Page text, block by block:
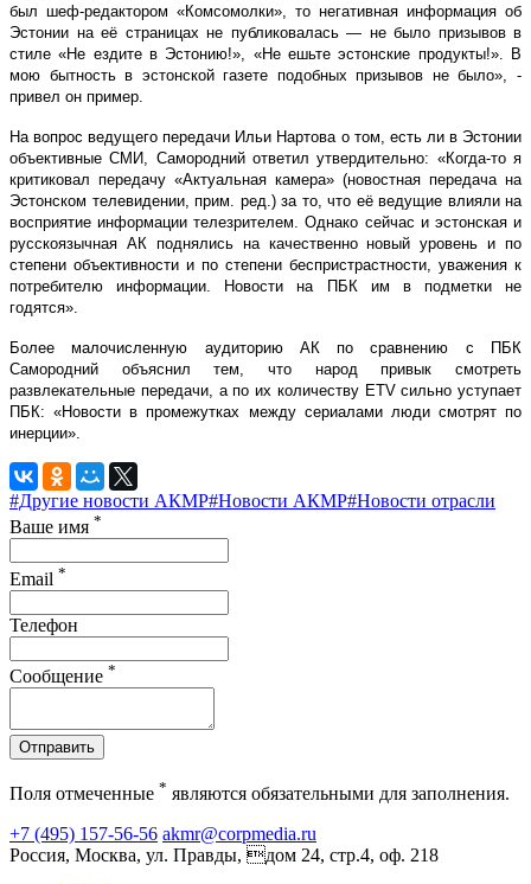
был шеф-редактором «Комсомолки», то негативная информация об
Эстонии на её страницах не публиковалась — не было призывов в
стиле «Не ездите в Эстонию!», «Не ешьте эстонские продукты!». В
мою бытность в эстонской газете подобных призывов не было», -
привел он пример.
На вопрос ведущего передачи Ильи Нартова о том, есть ли в Эстонии
объективные СМИ, Самородний ответил утвердительно: «Когда-то я
критиковал передачу «Актуальная камера» (новостная передача на
Эстонском телевидении, прим. ред.) за то, что её ведущие влияли на
восприятие информации телезрителем. Однако сейчас и эстонская и
русскоязычная АК поднялись на качественно новый уровень и по
степени объективности и по степени беспристрастности, уважения к
потребителю информации. Новости на ПБК им в подметки не
годятся».
Более малочисленную аудиторию АК по сравнению с ПБК
Самородний объяснил тем, что народ привык смотреть
развлекательные передачи, а по их количеству ETV сильно уступает
ПБК: «Новости в промежутках между сериалами люди смотрят по
инерции».
#Другие новости АКМР#Новости АКМР#Новости отрасли
Ваше имя *
Email *
Телефон
Сообщение *
Отправить
Поля отмеченные * являются обязательными для заполнения.
+7 (495) 157-56-56 akmr@corpmedia.ru
Россия, Москва, ул. Правды, дом 24, стр.4, оф. 218